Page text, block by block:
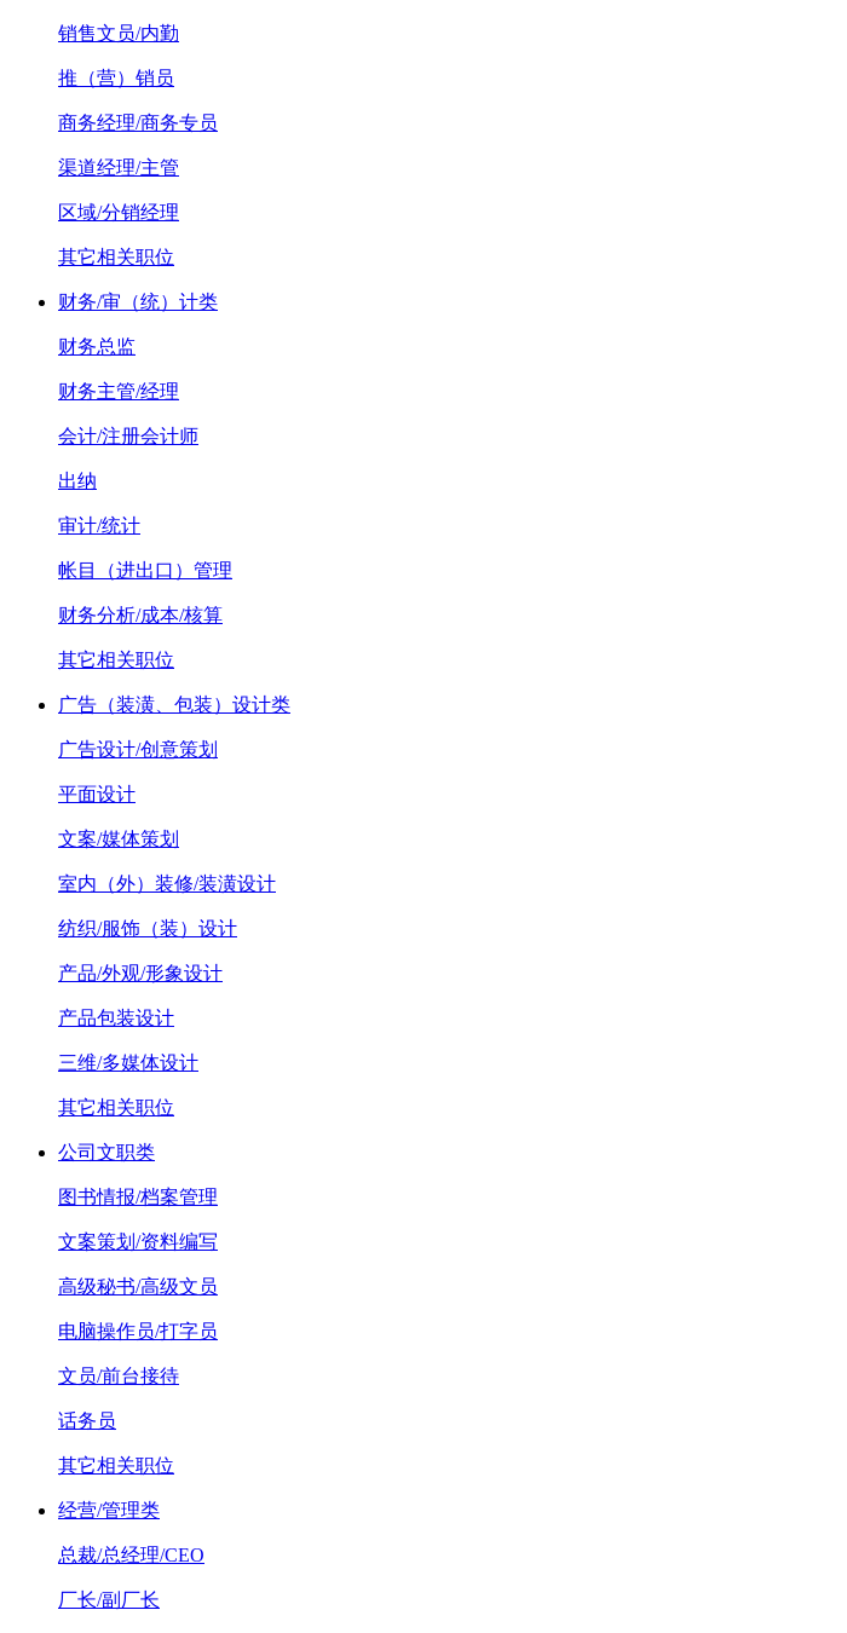
销售文员/内勤
推（营）销员
商务经理/商务专员
渠道经理/主管
区域/分销经理
其它相关职位
财务/审（统）计类
财务总监
财务主管/经理
会计/注册会计师
出纳
审计/统计
帐目（进出口）管理
财务分析/成本/核算
其它相关职位
广告（装潢、包装）设计类
广告设计/创意策划
平面设计
文案/媒体策划
室内（外）装修/装潢设计
纺织/服饰（装）设计
产品/外观/形象设计
产品包装设计
三维/多媒体设计
其它相关职位
公司文职类
图书情报/档案管理
文案策划/资料编写
高级秘书/高级文员
电脑操作员/打字员
文员/前台接待
话务员
其它相关职位
经营/管理类
总裁/总经理/CEO
厂长/副厂长